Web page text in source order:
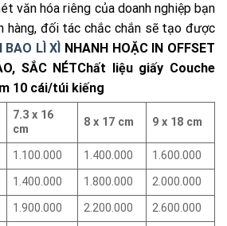
văn hóa riêng của doanh nghiệp bạn
hàng, đối tác chắc chắn sẽ tạo được
BAO LÌ XÌ NHANH HOẶC IN OFFSET
SẮC NÉTChất liệu giấy Couche
10 cái/túi kiếng
7.3 x 16
cm
8 x 17 cm 9 x 18 cm
1.100.000 1.400.000
1.600.000
1.400.000 1.800.000
2.000.000
1.900.000 2.200.000
2.600.000